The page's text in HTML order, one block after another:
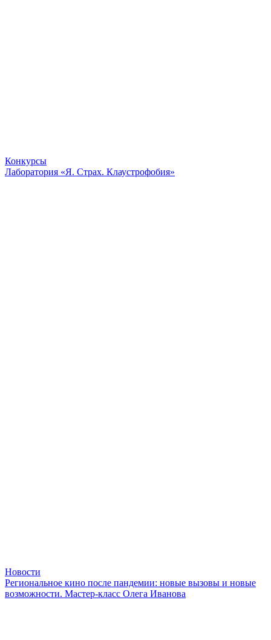
Конкурсы
Лаборатория «Я. Страх. Клаустрофобия»
Новости
Региональное кино после пандемии: новые вызовы и новые
возможности. Мастер-класс Олега Иванова